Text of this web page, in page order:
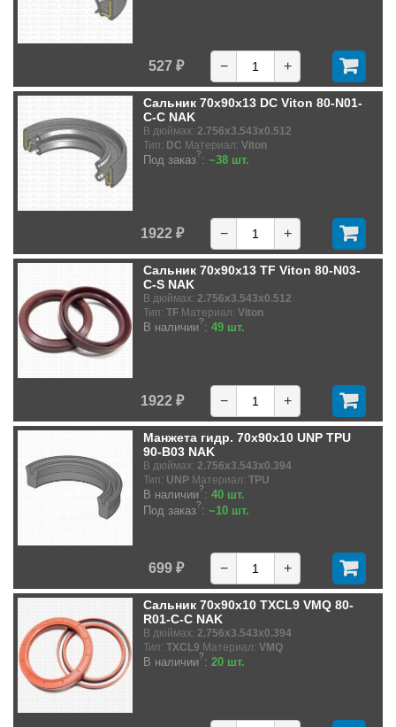
527 ₽ − +
Сальник 70x90x13 DC Viton 80-N01-
C-C NAK
В дюймах: 2.756x3.543x0.512
Тип: DC Материал: Viton
Под заказ?: ~38 шт.
1922 ₽ − +
Сальник 70x90x13 TF Viton 80-N03-
C-S NAK
В дюймах: 2.756x3.543x0.512
Тип: TF Материал: Viton
В наличии?: 49 шт.
1922 ₽ − +
Манжета гидр. 70x90x10 UNP TPU
90-B03 NAK
В дюймах: 2.756x3.543x0.394
Тип: UNP Материал: TPU
В наличии?: 40 шт.
Под заказ?: ~10 шт.
699 ₽ − +
Сальник 70x90x10 TXCL9 VMQ 80-
R01-C-C NAK
В дюймах: 2.756x3.543x0.394
Тип: TXCL9 Материал: VMQ
В наличии?: 20 шт.